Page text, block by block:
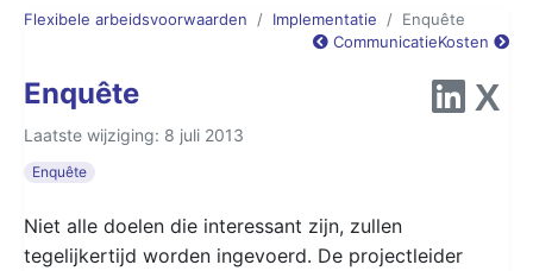
Flexibele arbeidsvoorwaarden Implementatie
Enquête
CommunicatieKosten
Enquête
Laatste wijziging: 8 juli 2013
Enquête
Niet alle doelen die interessant zijn, zullen
tegelijkertijd worden ingevoerd. De projectleider